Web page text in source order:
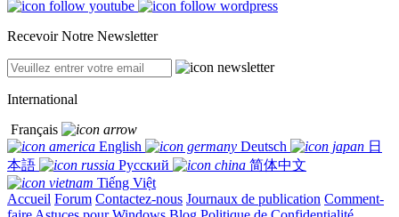
Recevoir Notre Newsletter
International
Français
English
Deutsch
日
本語
Русский
简体中文
Tiếng Việt
Accueil Forum Contactez-nous Journaux de publication Comment-